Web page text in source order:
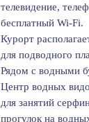
телевидение,
бесплатный Wi-Fi.
Курорт
для подводного
Рядом с водными
Центр водных
для занятий
прогулок на